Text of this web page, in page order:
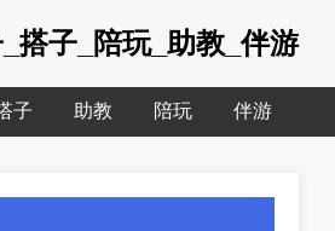
搭子_陪玩_助教_伴游
子 助教 陪玩 伴游